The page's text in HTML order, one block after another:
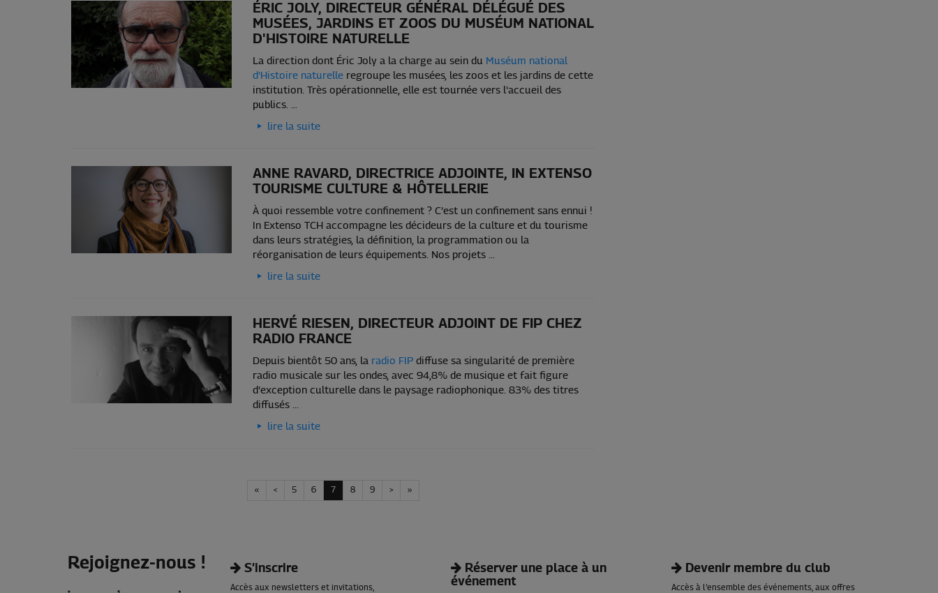
ÉRIC JOLY, DIRECTEUR GÉNÉRAL DÉLÉGUÉ DES
MUSÉES, JARDINS ET ZOOS DU MUSÉUM NATIONAL
D'HISTOIRE NATURELLE
La direction dont Éric Joly a la charge au sein du Muséum national
d'Histoire naturelleregroupe les musées, les zoos et les jardins de cette
institution. Très opérationnelle, elle est tournée vers l'accueil des
publics. ...
lire la suite
ANNE RAVARD, DIRECTRICE ADJOINTE, IN EXTENSO
TOURISME CULTURE & HÔTELLERIE
À quoi ressemble votre confinement ? C’est un confinement sans ennui !
In Extenso TCH accompagne les décideurs de la culture et du tourisme
dans leurs stratégies, la définition, la programmation ou la
réorganisation de leurs équipements. Nos projets ...
lire la suite
HERVÉ RIESEN, DIRECTEUR ADJOINT DE FIP CHEZ
RADIO FRANCE
Depuis bientôt 50 ans, la radio FIPdiffuse sa singularité de première
radio musicale sur les ondes, avec 94,8% de musique et fait figure
d’exception culturelle dans le paysage radiophonique. 83% des titres
diffusés ...
lire la suite
« < 5 6 7 8 9 > »
Rejoignez-nous ! S’inscrire
Accès aux newsletters et invitations,
Réserver une place à un
événement
Devenir membre du club
Accès à l’ensemble des événements, aux offres